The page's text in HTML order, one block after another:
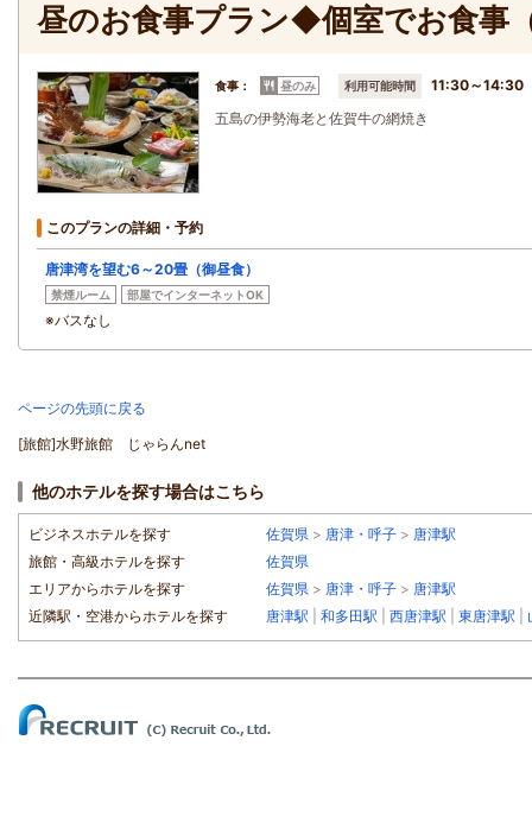
昼のお食事プラン◆個室でお食事
食事： 昼のみ 利用可能時間
11:30～14:30
五島の伊勢海老と佐賀牛の網焼き
このプランの詳細・予約
唐津湾を望む6～20畳（御昼食）
禁煙ルーム 部屋でインターネットOK
※バスなし
ページの先頭に戻る
[旅館]水野旅館 じゃらんnet
他のホテルを探す場合はこちら
ビジネスホテルを探す 佐賀県 > 唐津・呼子 > 唐津駅
旅館・高級ホテルを探す
佐賀県
エリアからホテルを探す
佐賀県 > 唐津・呼子 > 唐津駅
近隣駅・空港からホテルを探す
唐津駅 和多田駅 西唐津駅 東唐津駅